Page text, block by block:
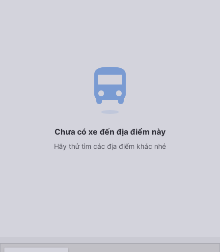
directions_bus
Chưa có xe đến địa điểm này
Hãy thử tìm các địa điểm khác nhé